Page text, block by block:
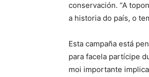
conservación. “A
a historia do país, o
Esta campaña está
para facela partícipe
moi importante